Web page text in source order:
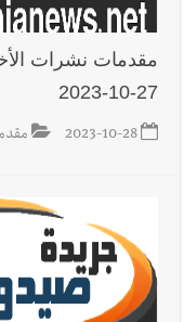
مقدمات نشرات
27-10-2023
2023-10-28